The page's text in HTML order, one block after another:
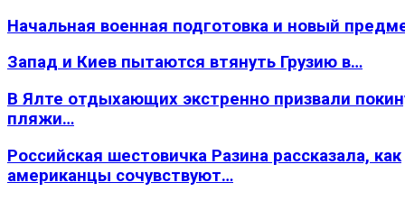
Начальная военная подготовка и новый
Запад и Киев пытаются втянуть Грузию в…
В Ялте отдыхающих экстренно призвали
пляжи…
Российская шестовичка Разина рассказала, как
американцы сочувствуют…